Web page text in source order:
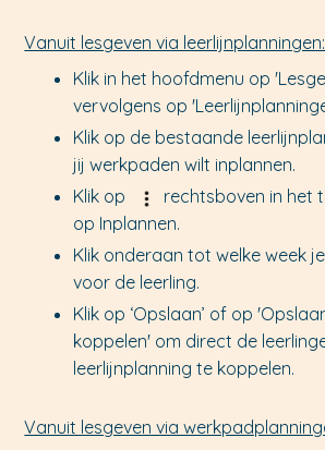
Vanuit lesgeven via leerlijnplanningen:
Klik in het hoofdmenu op
vervolgens op
Klik op de bestaande
jij werkpaden wilt inplannen.
Klik op
rechtsboven in het
op Inplannen.
Klik onderaan tot welke week
voor de leerling.
Klik op ‘Opslaan’ of op
koppelen' om direct de
leerlijnplanning te koppelen.
Vanuit lesgeven via